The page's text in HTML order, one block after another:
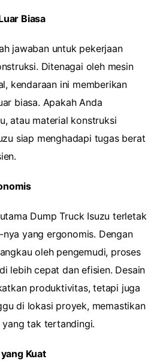
Biasa
jawaban untuk pekerjaan
Ditenagai oleh mesin
kendaraan ini memberikan
biasa. Apakah Anda
atau material konstruksi
siap menghadapi tugas berat
Dump Truck Isuzu terletak
yang ergonomis. Dengan
oleh pengemudi, proses
lebih cepat dan efisien. Desain
produktivitas, tetapi juga
di lokasi proyek, memastikan
yang tak tertandingi.
Kuat